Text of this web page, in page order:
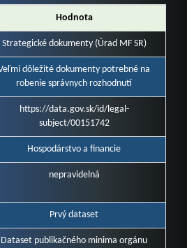
Hodnota
Strategické dokumenty (Úrad MF SR)
dôležité dokumenty potrebné na
robenie správnych rozhodnutí
https://data.gov.sk/id/legal-
subject/00151742
Hospodárstvo a financie
nepravidelná
Prvý dataset
Dataset publikačného minima orgánu